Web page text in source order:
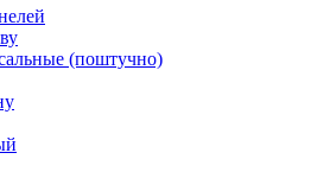
(поштучно)